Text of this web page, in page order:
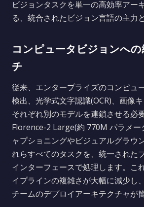
ビジョンタスクを単一の高効率アー
る、統合されたビジョン言語の主力
コンピュータビジョンへ
チ
従来、エンタープライズのコンピュ
検出、光学式文字認識(OCR)、画像
それぞれ別のモデルを連鎖させる必
Florence-2 Large(約 770M パラメー
ャプショニングやビジュアルグラウ
れらすべてのタスクを、統一された
インターフェースで処理します。こ
イプラインの複雑さが大幅に減少し
チームのデプロイアーキテクチャが